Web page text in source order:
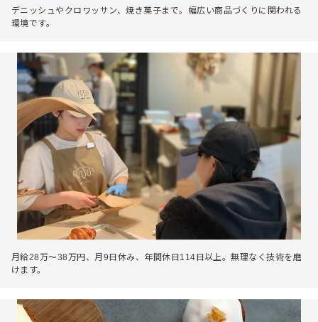
デニッシュやクロワッサン、焼き菓子まで。幅広い商品づくりに関われる
環境です。
月給28万～38万円、月9日休み、年間休日114日以上。無理なく技術を磨
けます。